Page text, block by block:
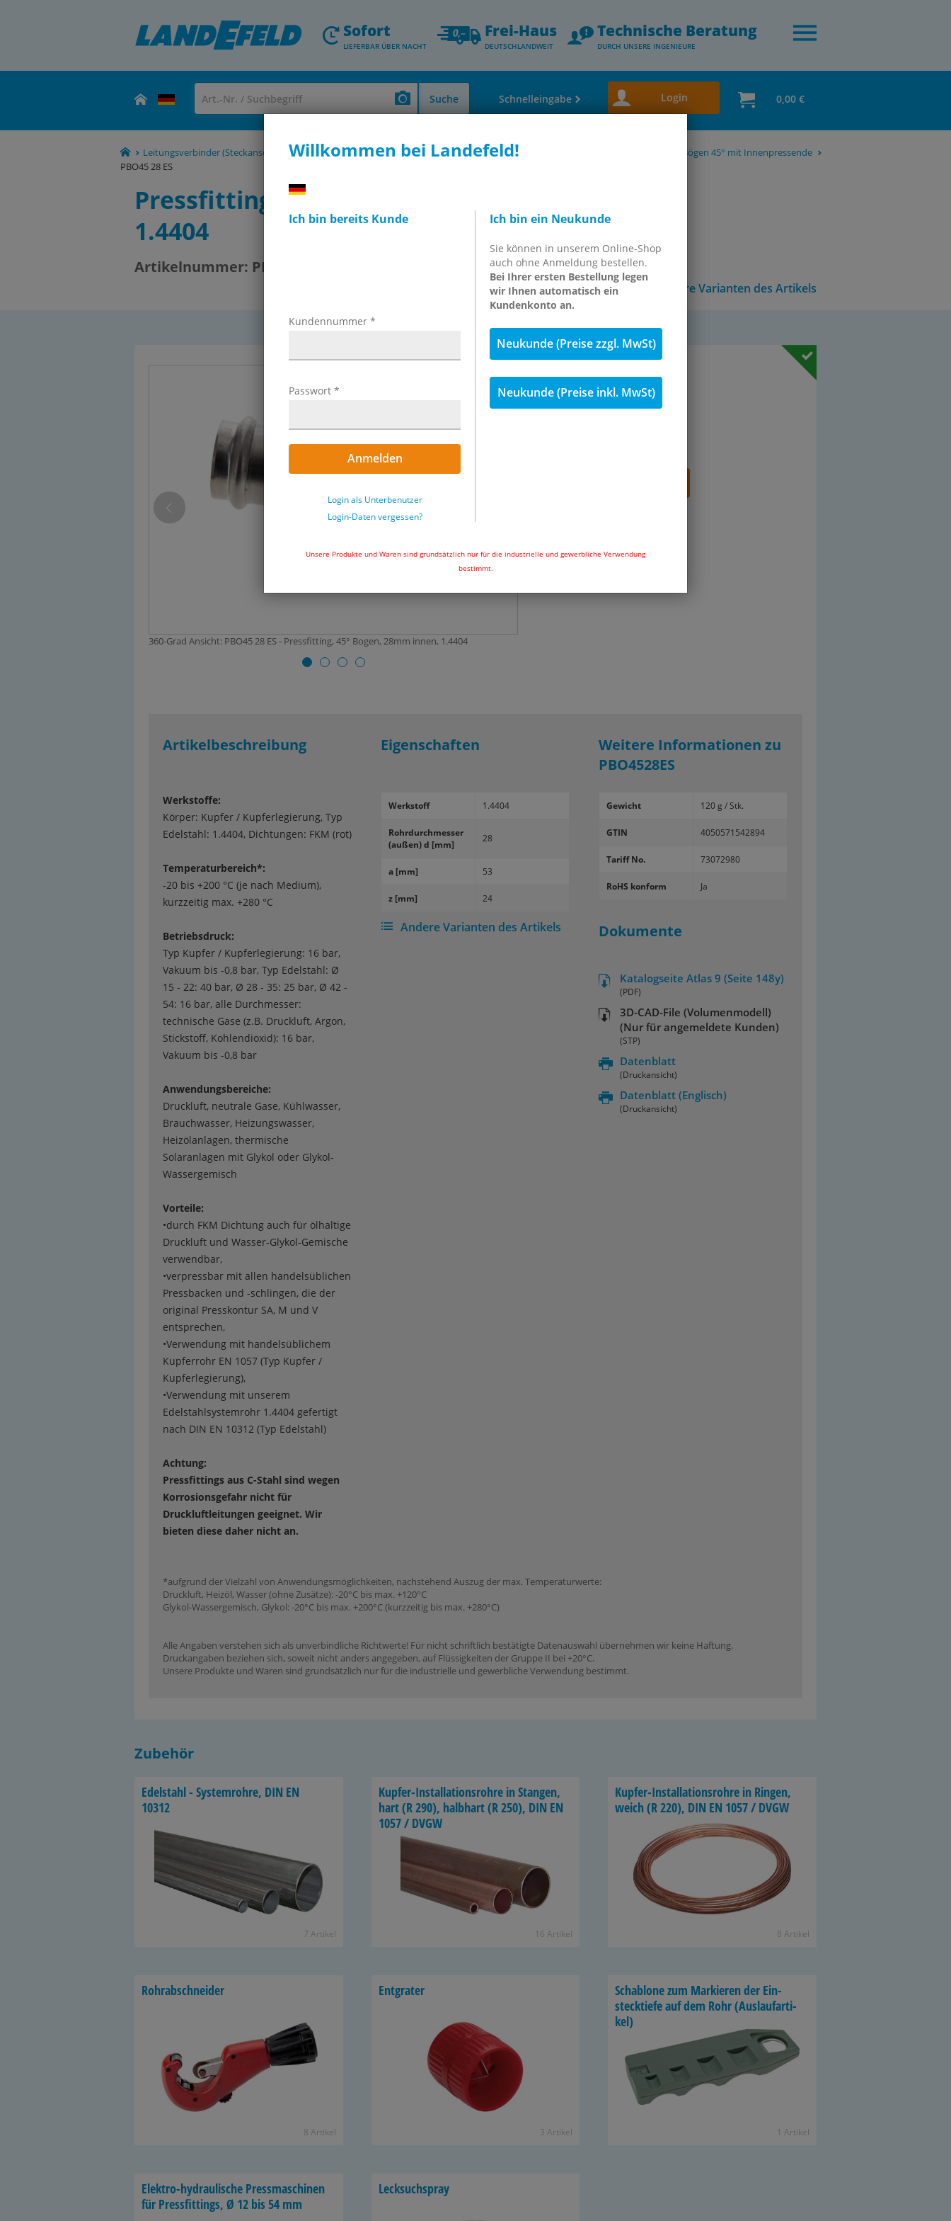
Willkommen bei Landefeld!
Ich bin bereits Kunde
Kundennummer *
Passwort *
Anmelden
Login als Unterbenutzer
Login-Daten vergessen?
Ich bin ein Neukunde
Sie können in unserem Online-Shop
auch ohne Anmeldung bestellen.
Bei Ihrer ersten Bestellung legen
wir Ihnen automatisch ein
Kundenkonto an.
Neukunde (Preise zzgl. MwSt)
Neukunde (Preise inkl. MwSt)
Unsere Produkte und Waren sind grundsätzlich nur für die industrielle und gewerbliche Verwendung
bestimmt.
Sofort
LIEFERBAR ÜBER NACHT
Frei-Haus
DEUTSCHLANDWEIT
Technische Beratung
DURCH UNSERE INGENIEURE
Suche Schnelleingabe Login 0,00 €
Leitungsverbinder (Steckanschlüsse, Verschraubungen & Schlauchtüllen) Pressfittings aus Kupfer und Edelstahl (15-54 mm)
Bögen 45° mit Innenpressende
PBO45 28 ES
Pressfitting, 45° Bogen, 28mm innen,
1.4404
Artikelnummer: PBO45 28 ES
Andere Varianten des Artikels
inkl. MwSt.
360-Grad Ansicht: PBO45 28 ES - Pressfitting, 45° Bogen, 28mm innen, 1.4404
41,91 €
Menge Stk.
Artikelbeschreibung
Werkstoffe:
Körper: Kupfer / Kupferlegierung, Typ
Edelstahl: 1.4404, Dichtungen: FKM (rot)
Temperaturbereich*:
-20 bis +200 °C (je nach Medium),
kurzzeitig max. +280 °C
Betriebsdruck:
Typ Kupfer / Kupferlegierung: 16 bar,
Vakuum bis -0,8 bar, Typ Edelstahl: Ø
15 - 22: 40 bar, Ø 28 - 35: 25 bar, Ø 42 -
54: 16 bar, alle Durchmesser:
technische Gase (z.B. Druckluft, Argon,
Stickstoff, Kohlendioxid): 16 bar,
Vakuum bis -0,8 bar
Anwendungsbereiche:
Druckluft, neutrale Gase, Kühlwasser,
Brauchwasser, Heizungswasser,
Heizölanlagen, thermische
Solaranlagen mit Glykol oder Glykol-
Wassergemisch
Vorteile:
•durch FKM Dichtung auch für ölhaltige
Druckluft und Wasser-Glykol-Gemische
verwendbar,
•verpressbar mit allen handelsüblichen
Pressbacken und -schlingen, die der
original Presskontur SA, M und V
entsprechen,
•Verwendung mit handelsüblichem
Kupferrohr EN 1057 (Typ Kupfer /
Kupferlegierung),
•Verwendung mit unserem
Edelstahlsystemrohr 1.4404 gefertigt
nach DIN EN 10312 (Typ Edelstahl)
Achtung:
Pressfittings aus C-Stahl sind wegen
Korrosionsgefahr nicht für
Druckluftleitungen geeignet. Wir
bieten diese daher nicht an.
Eigenschaften
Werk­stoff 1.4404
Rohr­durch­mes­ser
(außen) d [mm]
28
a [mm] 53
z [mm] 24
Andere Varianten des Artikels
Weitere Informationen zu
PBO4528ES
Gewicht 120 g / Stk.
GTIN 4050571542894
Tariff No. 73072980
RoHS konform Ja
Dokumente
Katalogseite Atlas 9 (Seite 148y)
(PDF)
3D-CAD-File (Volumenmodell)
(Nur für angemeldete Kunden)
(STP)
Datenblatt
(Druckansicht)
Datenblatt (Englisch)
(Druckansicht)
*aufgrund der Vielzahl von Anwendungsmöglichkeiten, nachstehend Auszug der max. Temperaturwerte:
Druckluft, Heizöl, Wasser (ohne Zusätze): -20°C bis max. +120°C
Glykol-Wassergemisch, Glykol: -20°C bis max. +200°C (kurzzeitig bis max. +280°C)
Alle Angaben verstehen sich als unverbindliche Richtwerte! Für nicht schriftlich bestätigte Datenauswahl übernehmen wir keine Haftung.
Druckangaben beziehen sich, soweit nicht anders angegeben, auf Flüssigkeiten der Gruppe II bei +20°C.
Unsere Produkte und Waren sind grundsätzlich nur für die industrielle und gewerbliche Verwendung bestimmt.
Zubehör
Edel­stahl - Sys­tem­roh­re, DIN EN
10312
7 Ar­ti­kel
Kupfer-​Installationsrohre in Stan­gen,
hart (R 290), halb­hart (R 250), DIN EN
1057 / DVGW
16 Ar­ti­kel
Kupfer-​Installationsrohre in Rin­gen,
weich (R 220), DIN EN 1057 / DVGW
8 Ar­ti­kel
Rohr­ab­schnei­der
8 Ar­ti­kel
Ent­gra­ter
3 Ar­ti­kel
Scha­blo­ne zum Mar­kie­ren der Ein­
steck­tie­fe auf dem Rohr (Aus­lauf­ar­ti­
kel)
1 Ar­ti­kel
Elektro-​hydraulische Press­ma­schi­nen
für Press­fit­tings, Ø 12 bis 54 mm
Leck­such­spray